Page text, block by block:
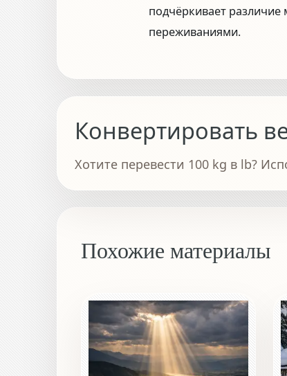
подчёркивает
переживаниями.
Конвертировать
Хотите перевести 100 kg в lb?
Похожие материалы